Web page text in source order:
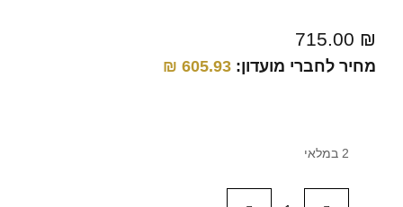
715.00 ₪
מחיר לחברי מועדון: 605.93
₪
2 במלאי